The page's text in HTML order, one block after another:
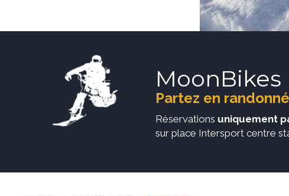
MoonBikes
Partez en
Réservations uniquement
sur place Intersport centre